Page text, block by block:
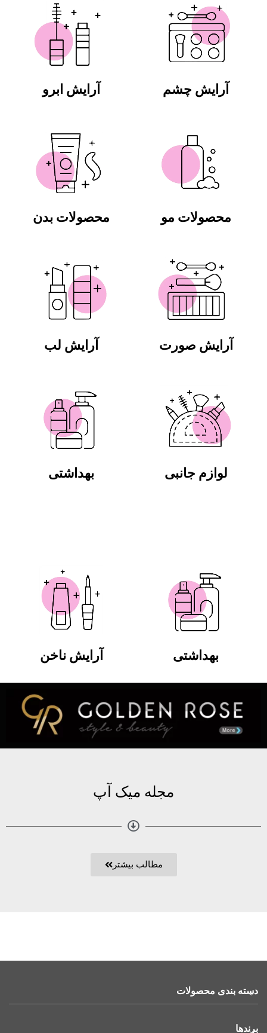
آرایش چشم
محصولات مو
آرایش ابرو
محصولات بدن
آرایش صورت
لوازم جانبی
آرایش لب
بهداشتی
بهداشتی آرایش ناخن
مجله میک آپ
مطالب بیشتر
دسته بندی محصولات
برندها